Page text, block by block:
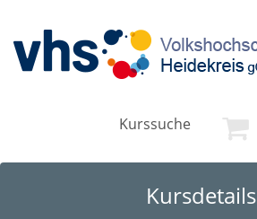
Kurssuche
Kursdetails